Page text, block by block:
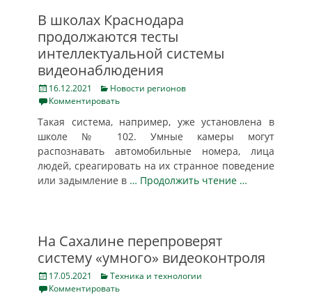
В школах Краснодара
продолжаются тесты
интеллектуальной системы
видеонаблюдения
Posted
on
16.12.2021 Categories
Новости регионов
Комментировать
Такая система, например, уже установлена в
школе № 102. Умные камеры могут
распознавать автомобильные номера, лица
людей, среагировать на их странное поведение
или задымление в … Продолжить чтение …
На Сахалине перепроверят
систему «умного» видеоконтроля
Posted
on
17.05.2021 Categories
Техника и технологии
Комментировать